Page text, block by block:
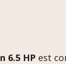
6.5 HP est